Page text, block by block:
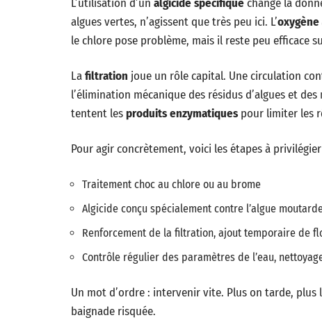
L’utilisation d’un algicide spécifiquechange la
algues vertes, n’agissent que très peu ici. L’
le chlore pose problème, mais il reste peu efficace
Lafiltration joue un rôle capital. Une circulation
l’élimination mécanique des résidus d’algues et
tentent lesproduits enzymatiquespour limiter les
Pour agir concrètement, voici les étapes à
Traitement choc au chlore ou au brome
Algicide conçu spécialement contre l’algue
Renforcement de la filtration, ajout temporaire de
Contrôle régulier des paramètres de l’eau,
Un mot d’ordre : intervenir vite. Plus on tarde,
baignade risquée.